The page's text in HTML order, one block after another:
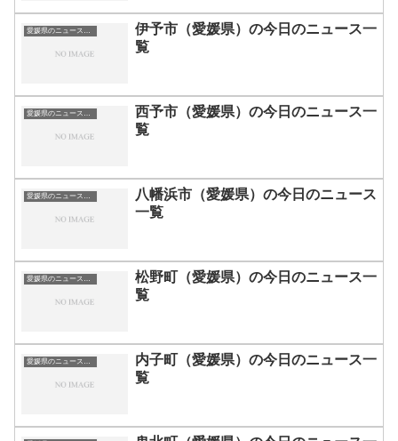
愛媛県のニュース一覧
伊予市（愛媛県）の今日のニュース一
覧
愛媛県のニュース一覧
西予市（愛媛県）の今日のニュース一
覧
愛媛県のニュース一覧
八幡浜市（愛媛県）の今日のニュース
一覧
愛媛県のニュース一覧
松野町（愛媛県）の今日のニュース一
覧
愛媛県のニュース一覧
内子町（愛媛県）の今日のニュース一
覧